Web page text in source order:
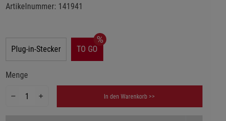
Artikelnummer: 141941
Plug-in-Stecker TO GO
Menge
In den Warenkorb >>